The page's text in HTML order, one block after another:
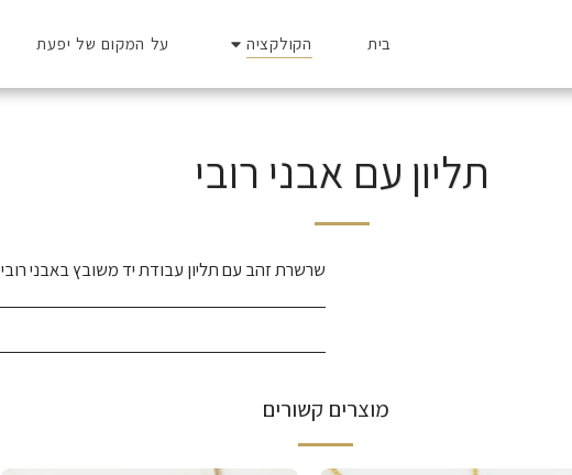
בית הקולקציה על המקום של יפעת
תליון עם אבני רובי
שרשרת זהב עם תליון עבודת יד משובץ באבני רובי
מוצרים קשורים